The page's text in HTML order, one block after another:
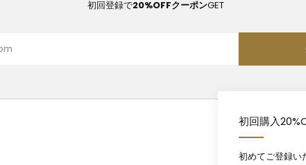
初回購入
初めてご登録い
初回登録で20%OFFクーポンGET